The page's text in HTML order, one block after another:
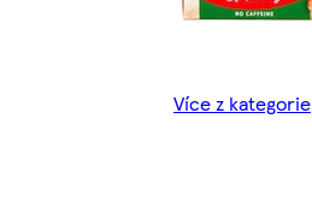
Více z kategorie